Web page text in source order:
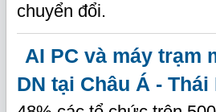
chuyển đổi.
AI PC và máy trạm
DN tại Châu Á -